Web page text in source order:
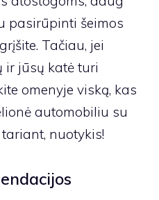
pasirūpinti šeimos
Tačiau, jei
ir jūsų katė turi
omenyje viską, kas
automobiliu su
nuotykis!